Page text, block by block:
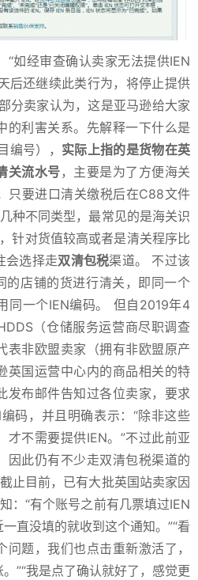
“如经审查确认卖家无法提供IEN
后还继续此类行为，将停止提供
分卖家认为，这是亚马逊给大家
的利害关系。先解释一下什么是
编号）， 实际上指的是货物在英
关流水号 ，主要是为了方便海关
只要进口清关缴税后在C88文件
种不同类型，最常见的是海关识
针对货值较高或者是清关程序比
会选择走双清包税渠道。 不过该
的店铺的货进行清关，即同一个
同一个IEN编码。 但自2019年4
（仓储服务运营商尽职调查
表非欧盟卖家（拥有非欧盟原产
英国运营中心内的商品相关的特
发布邮件告知过各位卖家，要求
码，并且明确表示：“除非这些
才不需要提供IEN。”不过此前亚
因此仍有不少走双清包税渠道的
止目前，已有大批英国站卖家因
：“有个账号之前有几票填过IEN
直没填的就收到这个通知。”“看
题，我们也点击重新激活了，
”“我是点了确认就好了，感觉更